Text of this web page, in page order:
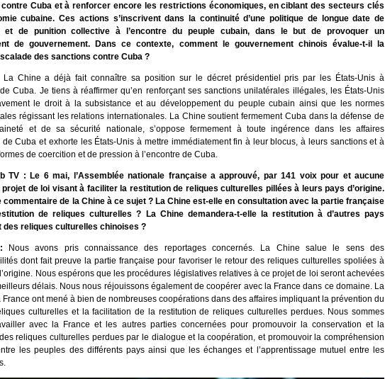
Cuba et à renforcer encore les restrictions économiques, en ciblant des secteurs clés
cubaine. Ces actions s’inscrivent dans la continuité d’une politique de longue date de
et de punition collective à l’encontre du peuple cubain, dans le but de provoquer un
de gouvernement. Dans ce contexte, comment le gouvernement chinois évalue-t-il la
des sanctions contre Cuba ?
La Chine a déjà fait connaître sa position sur le décret présidentiel pris par les États-Unis à
de Cuba. Je tiens à réaffirmer qu’en renforçant ses sanctions unilatérales illégales, les États-Unis
le droit à la subsistance et au développement du peuple cubain ainsi que les normes
régissant les relations internationales. La Chine soutient fermement Cuba dans la défense de
et de sa sécurité nationale, s’oppose fermement à toute ingérence dans les affaires
de Cuba et exhorte les États-Unis à mettre immédiatement fin à leur blocus, à leurs sanctions et à
de coercition et de pression à l’encontre de Cuba.
TV : Le 6 mai, l’Assemblée nationale française a approuvé, par 141 voix pour et aucune
projet de loi visant à faciliter la restitution de reliques culturelles pillées à leurs pays d’origine.
commentaire de la Chine à ce sujet ? La Chine est-elle en consultation avec la partie française
de reliques culturelles ? La Chine demandera-t-elle la restitution à d’autres pays
des reliques culturelles chinoises ?
Nous avons pris connaissance des reportages concernés. La Chine salue le sens des
dont fait preuve la partie française pour favoriser le retour des reliques culturelles spoliées à
Nous espérons que les procédures législatives relatives à ce projet de loi seront achevées
délais. Nous nous réjouissons également de coopérer avec la France dans ce domaine. La
France ont mené à bien de nombreuses coopérations dans des affaires impliquant la prévention du
culturelles et la facilitation de la restitution de reliques culturelles perdues. Nous sommes
avec la France et les autres parties concernées pour promouvoir la conservation et la
reliques culturelles perdues par le dialogue et la coopération, et promouvoir la compréhension
les peuples des différents pays ainsi que les échanges et l’apprentissage mutuel entre les